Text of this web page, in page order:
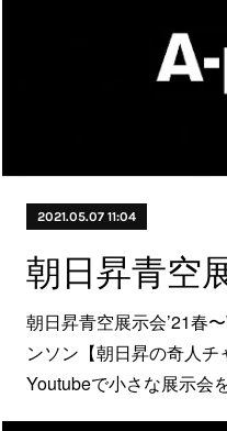
2021.05.07 11:04
朝日昇青空展示会’21春
ンソン【朝日昇の奇人チ
Youtubeで小さな展示会